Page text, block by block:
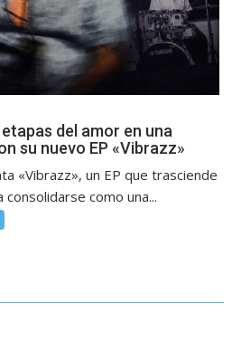
del amor en una
su nuevo EP «Vibrazz»
«Vibrazz», un EP que trasciende
como una...